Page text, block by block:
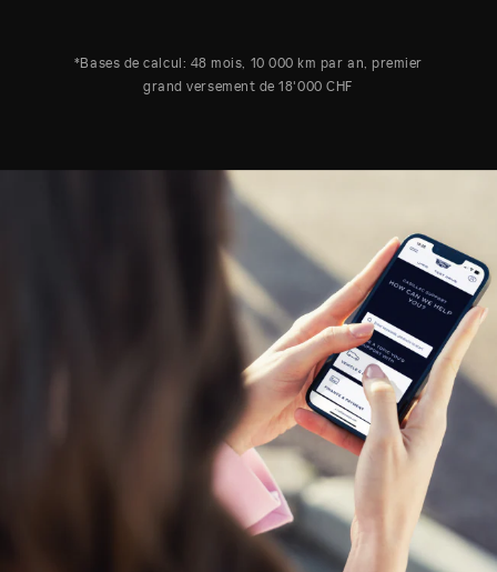
*Bases de calcul: 48 mois, 10 000 km par an, premier
grand versement de 18'000 CHF